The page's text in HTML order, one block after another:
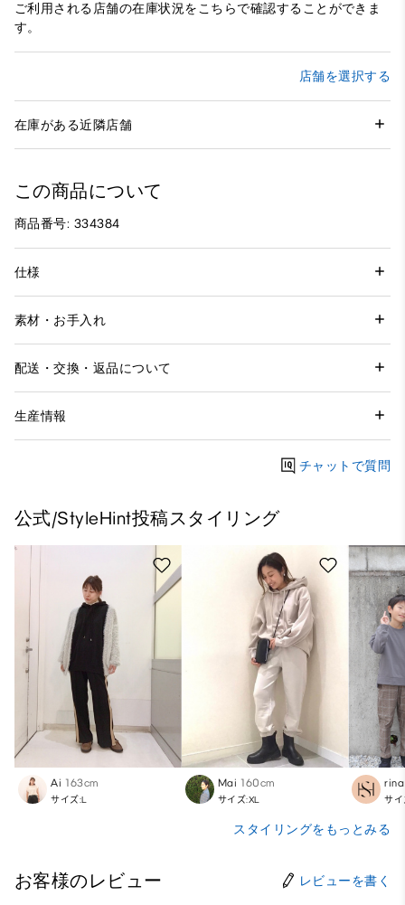
ご利用される店舗の在庫状況をこちらで確認することができま
す。
店舗を選択する
在庫がある近隣店舗
この商品について
商品番号: 334384
仕様
素材・お手入れ
配送・交換・返品について
生産情報
チャットで質問
公式/StyleHint投稿スタイリング
Ai 163cm
サイズ:L
Mai 160cm
サイズ:XL
rina
サ
スタイリングをもっとみる
お客様のレビュー レビューを書く